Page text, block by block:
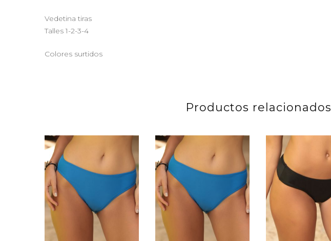
Vedetina tiras
Talles 1-2-3-4
Colores surtidos
Productos relacionados